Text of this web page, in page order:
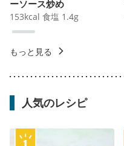
ーソース炒め
153kcal 食塩 1.4g
もっと見る
人気のレシピ